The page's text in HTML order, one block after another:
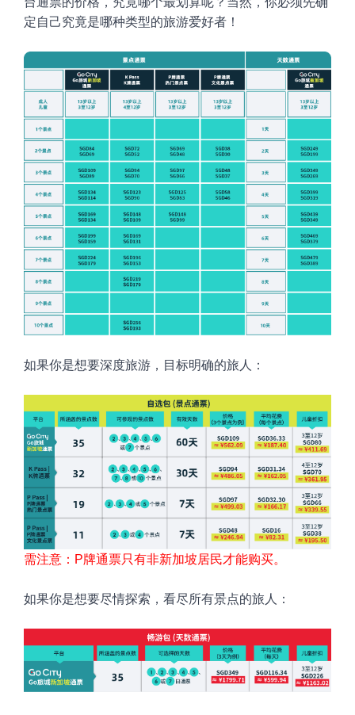
定自己究竟是哪种类型的旅游爱好者！
如果你是想要深度旅游，目标明确的旅人 ：
需注意：P牌通票只有非新加坡居民才能购买。
如果你是想要尽情探索，看尽所有景点的旅人 ：